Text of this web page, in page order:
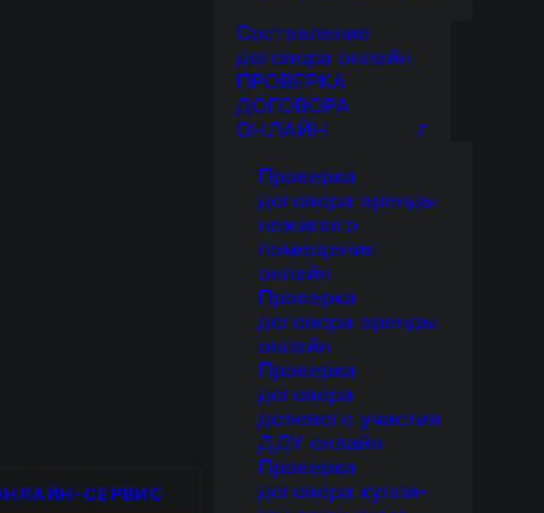
СЕРВИС
Составление
договора онлайн
ПРОВЕРКА
ДОГОВОРА
ОНЛАЙН
Проверка
договора аренды
нежилого
помещения
онлайн
Проверка
договора аренды
онлайн
Проверка
договора
долевого участия
ДДУ онлайн
Проверка
договора купли-